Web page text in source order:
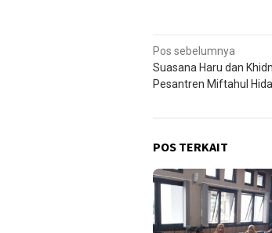
Navigasi
pos
Pos sebelumnya
Suasana Haru dan
Pesantren Miftahul
POS TERKAIT